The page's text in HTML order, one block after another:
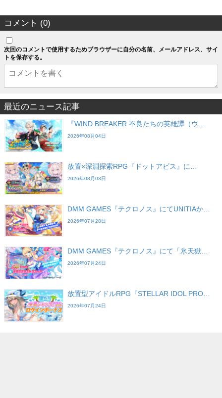
コメント (0)
次回のコメントで使用するためブラウザーに自分の名前、メールアドレス、サイ
トを保存する。
最近のニュース記事
『WIND BREAKER 不良たちの英雄譚（ウ…
2026年08月04日
放置×深淵探索RPG『ドットアビス』に…
2026年08月03日
DMM GAMES『テクロノス』にてUNITIAか…
2026年07月28日
DMM GAMES『テクロノス』にて「氷天獄…
2026年07月24日
放置型アイドルRPG『STELLAR IDOL PRO…
2026年07月24日